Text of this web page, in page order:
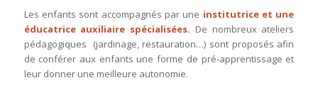
Les enfants sont accompagnés par une institutrice et une
éducatrice auxiliaire spécialisées. De nombreux ateliers
pédagogiques (jardinage, restauration…) sont proposés afin
de conférer aux enfants une forme de pré-apprentissage et
leur donner une meilleure autonomie.